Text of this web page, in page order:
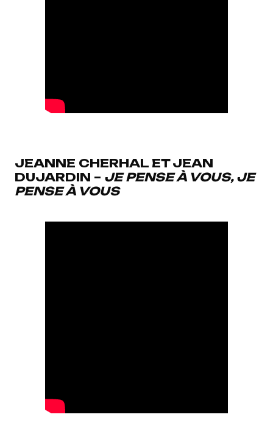
JEANNE CHERHAL ET JEAN
DUJARDIN – JE PENSE À VOUS, JE
PENSE À VOUS